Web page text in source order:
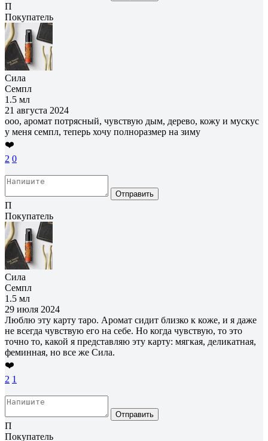
П
Покупатель
Сила
Семпл
1.5 мл
21 августа 2024
ооо, аромат потрясный, чувствую дым, дерево, кожу и мускус
у меня семпл, теперь хочу полноразмер на зиму
❤️
2 0
Отправить
П
Покупатель
Сила
Семпл
1.5 мл
29 июля 2024
Люблю эту карту таро. Аромат сидит близко к коже, и я даже
не всегда чувствую его на себе. Но когда чувствую, то это
точно то, какой я представляю эту карту: мягкая, деликатная,
феминная, но все же Сила.
❤️
2 1
Отправить
П
Покупатель